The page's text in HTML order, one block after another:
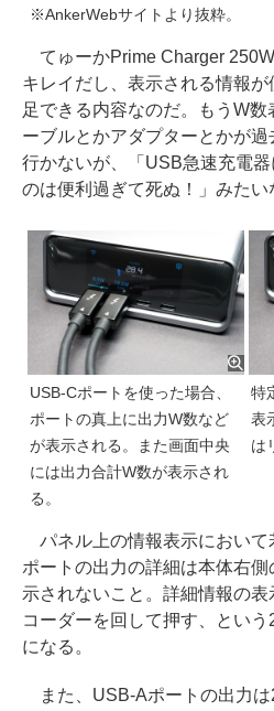
※AnkerWebサイトより抜粋。
てゅーかPrime Charger
キレイだし、表示される情報
足できる内容なのだ。もうW
ーブルとかアダプターとかが
行かないが、「USB急速充電
のは便利過ぎて死ぬ！」みたい
USB-Cポートを使った場合、
ポートの真上に出力W数など
が表示される。また画面中央
には出力合計W数が表示され
る。
特
表
は
パネル上の情報表示において
ポートの出力の詳細は本体右
示されないこと。詳細情報の
コーダーを回して押す、とい
になる。
また、USB-Aポートの出力は